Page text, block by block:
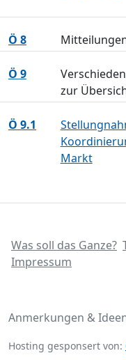
Ö 8
Ö 9
zur
Ö 9.1
Markt
Was soll das Ganze?
Impressum
Anmerkungen &
Hosting gesponsert von: